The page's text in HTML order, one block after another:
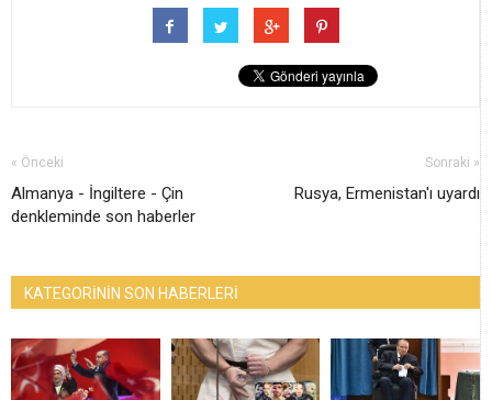
« Önceki
Almanya - İngiltere - Çin
denkleminde son haberler
Sonraki »
Rusya, Ermenistan'ı uyardı
KATEGORİNİN SON HABERLERİ